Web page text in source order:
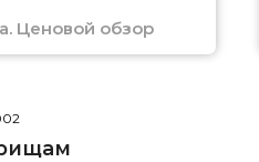
Ценовой обзор